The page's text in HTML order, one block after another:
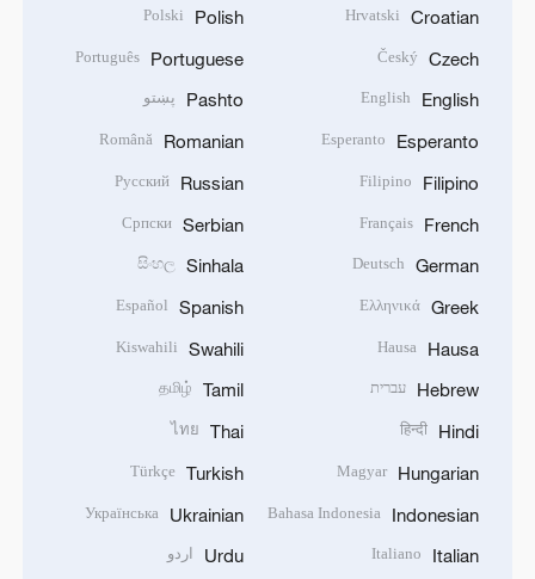
Croatian
Hrvatski
Czech
Český
English
English
Esperanto
Esperanto
Filipino
Filipino
French
Français
German
Deutsch
Greek
Ελληνικά
Hausa
Hausa
Hebrew עברית
Hindi
हिन्दी
Hungarian
Magyar
Indonesian
Bahasa Indonesia
Italian
Italiano
Polish
Polski
Portuguese
Português
Pashto پښتو
Romanian
Română
Russian
Русский
Serbian
Српски
Sinhala
සිංහල
Spanish
Español
Swahili
Kiswahili
Tamil
தமிழ்
Thai
ไทย
Turkish
Türkçe
Ukrainian
Українська
Urdu اردو